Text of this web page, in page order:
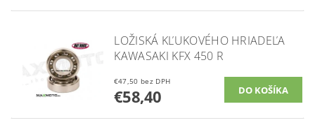
LOŽISKÁ KĽUKOVÉHO HRIADEĽA
KAWASAKI KFX 450 R
€47,50 bez DPH
€58,40